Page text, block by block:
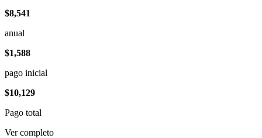
$8,541
anual
$1,588
pago inicial
$10,129
Pago total
Ver completo